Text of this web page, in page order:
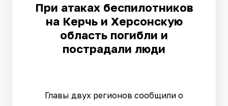
При атаках беспилотников
на Керчь и Херсонскую
область погибли и
пострадали люди
Главы двух регионов сообщили о